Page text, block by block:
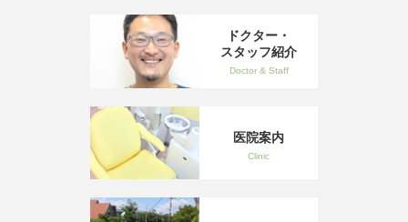
ドクター・
スタッフ紹介
Doctor & Staff
医院案内
Clinic